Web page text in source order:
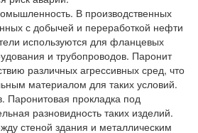
В производственных
с добычей и переработкой нефти
используются для фланцевых
и трубопроводов. Паронит
различных агрессивных сред, что
материалом для таких условий.
Паронитовая прокладка под
разновидность таких изделий.
стеной здания и металлическим